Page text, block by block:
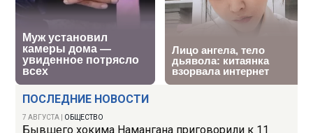
ПОСЛЕДНИЕ НОВОСТИ
7 АВГУСТА ОБЩЕСТВО
Бывшего хокима Намангана приговорили к 11